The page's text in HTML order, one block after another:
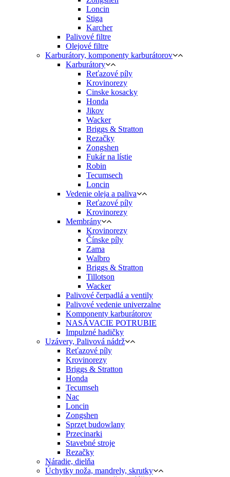
Loncin
Stiga
Karcher
Palivové filtre
Olejové filtre
Karburátory, komponenty karburátorov
Karburátory
Reťazové píly
Krovinorezy
Cinske kosacky
Honda
Jikov
Wacker
Briggs & Stratton
Rezačky
Zongshen
Fukár na lístie
Robin
Tecumsech
Loncin
Vedenie oleja a paliva
Reťazové píly
Krovinorezy
Membrány
Krovinorezy
Čínske píly
Zama
Walbro
Briggs & Stratton
Tillotson
Wacker
Palivové čerpadlá a ventily
Palivové vedenie univerzalne
Komponenty karburátorov
NASÁVACIE POTRUBIE
Impulzné hadičky
Uzávery, Palivová nádrž
Reťazové píly
Krovinorezy
Briggs & Stratton
Honda
Tecumseh
Nac
Loncin
Zongshen
Sprzęt budowlany
Przecinarki
Stavebné stroje
Rezačky
Náradie, dielňa
Úchytky noža, mandrely, skrutky